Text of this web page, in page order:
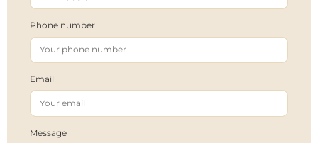
Phone number
Email
Message